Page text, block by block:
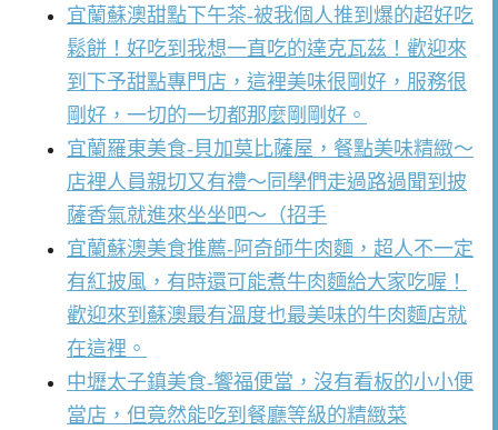
宜蘭蘇澳甜點下午茶-被我個人推到爆的超好吃
鬆餅！好吃到我想一直吃的達克瓦茲！歡迎來
到下予甜點專門店，這裡美味很剛好，服務很
剛好，一切的一切都那麼剛剛好。
宜蘭羅東美食-貝加莫比薩屋，餐點美味精緻～
店裡人員親切又有禮～同學們走過路過聞到披
薩香氣就進來坐坐吧～（招手
宜蘭蘇澳美食推薦-阿奇師牛肉麵，超人不一定
有紅披風，有時還可能煮牛肉麵給大家吃喔！
歡迎來到蘇澳最有溫度也最美味的牛肉麵店就
在這裡。
中壢太子鎮美食-饗福便當，沒有看板的小小便
當店，但竟然能吃到餐廳等級的精緻菜